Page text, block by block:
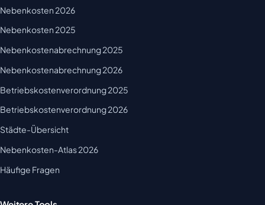
Nebenkosten 2026
Nebenkosten 2025
Nebenkostenabrechnung 2025
Nebenkostenabrechnung 2026
Betriebskostenverordnung 2025
Betriebskostenverordnung 2026
Städte-Übersicht
Nebenkosten-Atlas 2026
Häufige Fragen